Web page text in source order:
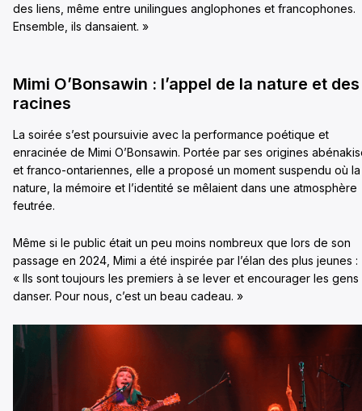
des liens, même entre unilingues anglophones et francophones.
Ensemble, ils dansaient. »
Mimi O’Bonsawin : l’appel de la nature et des
racines
La soirée s’est poursuivie avec la performance poétique et
enracinée de Mimi O’Bonsawin. Portée par ses origines
et franco-ontariennes, elle a proposé un moment suspendu où la
nature, la mémoire et l’identité se mêlaient dans une atmosphère
feutrée.
Même si le public était un peu moins nombreux que lors de son
passage en 2024, Mimi a été inspirée par l’élan des plus jeunes :
« Ils sont toujours les premiers à se lever et encourager les gens
danser. Pour nous, c’est un beau cadeau. »